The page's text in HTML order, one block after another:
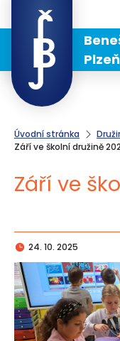
Plzeň
Úvodní stránka
Září ve školní družině
Září ve
24. 10. 2025